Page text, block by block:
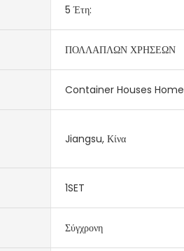
5 Έτη:
ΠΟΛΛΑΠΛΩΝ ΧΡΗΣΕΩΝ
Container Houses Home
Jiangsu, Κίνα
1SET
Σύγχρονη